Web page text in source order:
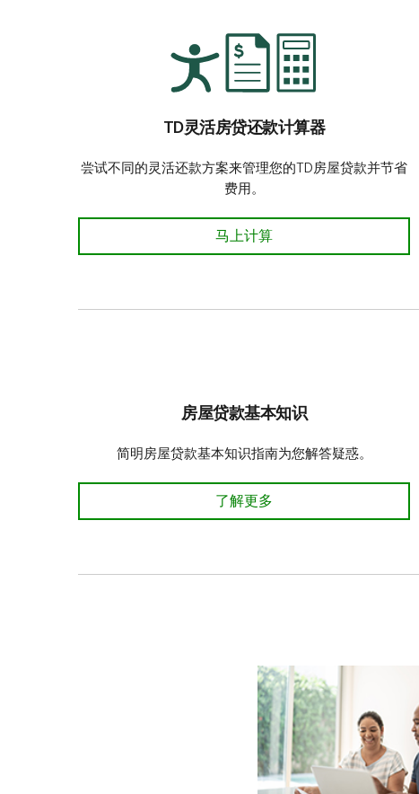
TD灵活房贷还款计算器
尝试不同的灵活还款方案来管理您的TD房屋贷款并节省
费用。
TD灵活房贷还款计算器 马上计算
马上计算
房屋贷款基本知识
简明房屋贷款基本知识指南为您解答疑惑。
房屋贷款基本知识
了解更多